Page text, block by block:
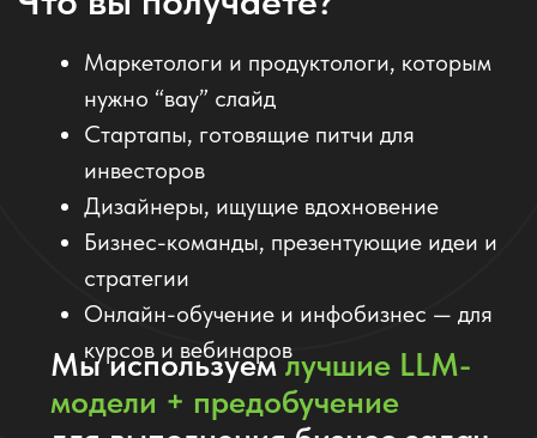
ПРОТЕСТИРОВАТЬ ИИ СОТРУДНИКА
получаю 3–4 обложки и дорабатываю. Это реально
экономит полдня работы»